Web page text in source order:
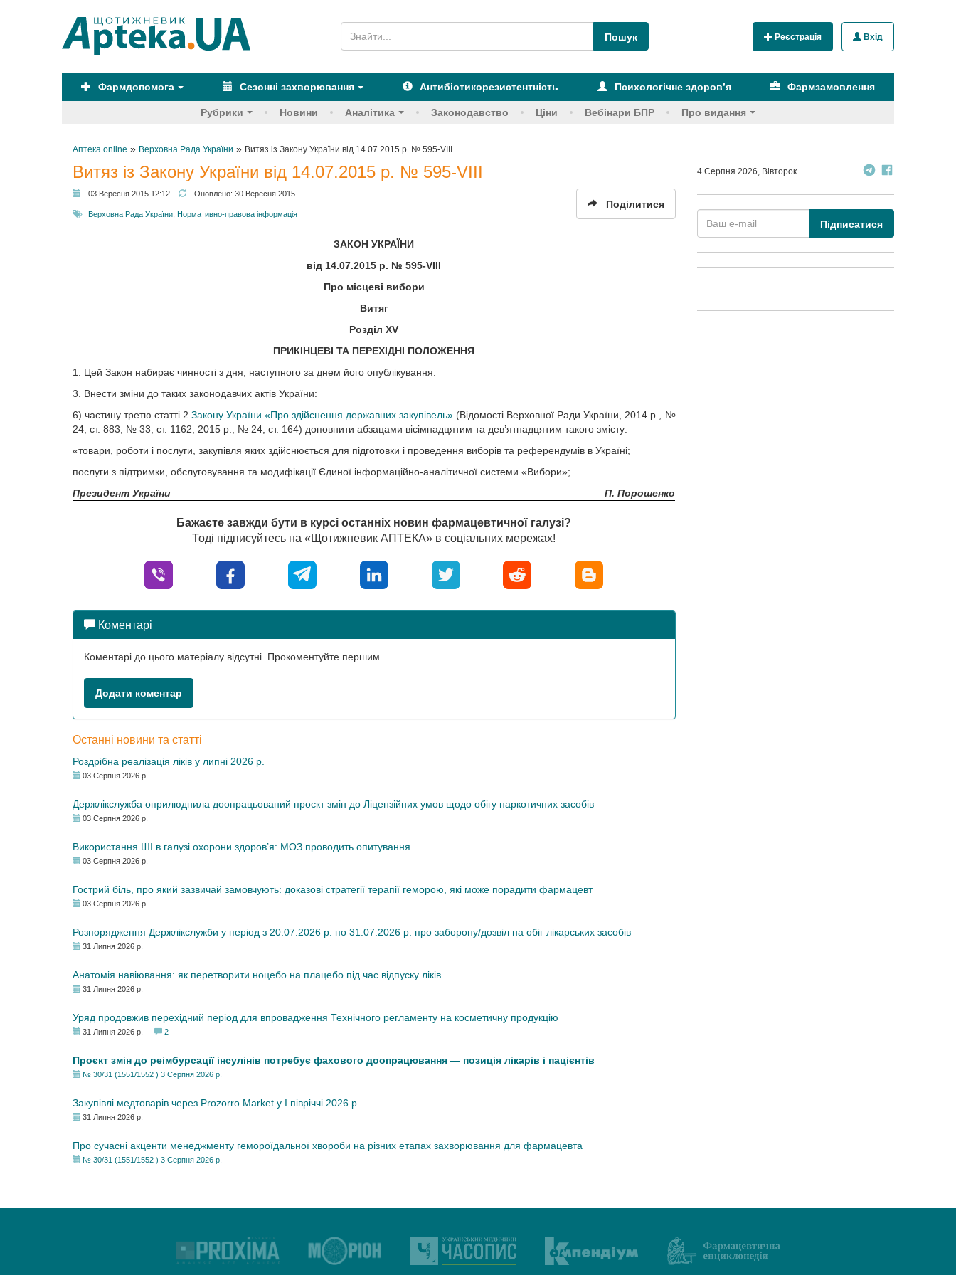
Реєстрація Вхід
Фармдопомога Сезонні захворювання Антибіотикорезистентність Психологічне здоров’я Фармзамовлення
Рубрики Новини Аналітика Законодавство Ціни Вебінари БПР Про видання
Аптека online » Верховна Рада України » Витяз із Закону України від 14.07.2015 р. № 595-VIII
Витяз із Закону України від 14.07.2015 р. № 595-VIII
03 Вересня 2015 12:12 Оновлено: 30 Вересня 2015
Верховна Рада України Нормативно-правова інформація
Поділитися
ЗАКОН УКРАЇНИ
від 14.07.2015 р. № 595-VIII
Про місцеві вибори
Витяг
Розділ XV
ПРИКІНЦЕВІ ТА ПЕРЕХІДНІ ПОЛОЖЕННЯ
1. Цей Закон набирає чинності з дня, наступного за днем його опублікування.
3. Внести зміни до таких законодавчих актів України:
6) частину третю статті 2Закону України «Про здійснення державних закупівель» (Відомості Верховної Ради України, 2014 р., №
24, ст. 883, № 33, ст. 1162; 2015 р., № 24, ст. 164) доповнити абзацами вісімнадцятим та дев’ятнадцятим такого змісту:
«товари, роботи і послуги, закупівля яких здійснюється для підготовки і проведення виборів та референдумів в Україні;
послуги з підтримки, обслуговування та модифікації Єдиної інформаційно-аналітичної системи «Вибори»;
Президент України
П. Порошенко
Бажаєте завжди бути в курсі останніх новин фармацевтичної галузі?
Тоді підписуйтесь на «Щотижневик АПТЕКА» в соціальних мережах!
Коментарі
Коментарі до цього матеріалу відсутні. Прокоментуйте першим
Додати коментар
Останні новини та статті
Роздрібна реалізація ліків у липні 2026 р.
03 Серпня 2026 р.
Держлікслужба оприлюднила доопрацьований проєкт змін до Ліцензійних умов щодо обігу наркотичних засобів
03 Серпня 2026 р.
Використання ШІ в галузі охорони здоров’я: МОЗ проводить опитування
03 Серпня 2026 р.
Гострий біль, про який зазвичай замовчують: доказові стратегії терапії геморою, які може порадити фармацевт
03 Серпня 2026 р.
Розпорядження Держлікслужби у період з 20.07.2026 р. по 31.07.2026 р. про заборону/дозвіл на обіг лікарських засобів
31 Липня 2026 р.
Анатомія навіювання: як перетворити ноцебо на плацебо під час відпуску ліків
31 Липня 2026 р.
Уряд продовжив перехідний період для впровадження Технічного регламенту на косметичну продукцію
31 Липня 2026 р. 2
Проєкт змін до реімбурсації інсулінів потребує фахового доопрацювання — позиція лікарів і пацієнтів
№ 30/31 (1551/1552 ) 3 Серпня 2026 р.
Закупівлі медтоварів через Prozorro Market у I півріччі 2026 р.
31 Липня 2026 р.
Про сучасні акценти менеджменту гемороїдальної хвороби на різних етапах захворювання для фармацевта
№ 30/31 (1551/1552 ) 3 Серпня 2026 р.
4 Серпня 2026, Вівторок
Підписатися